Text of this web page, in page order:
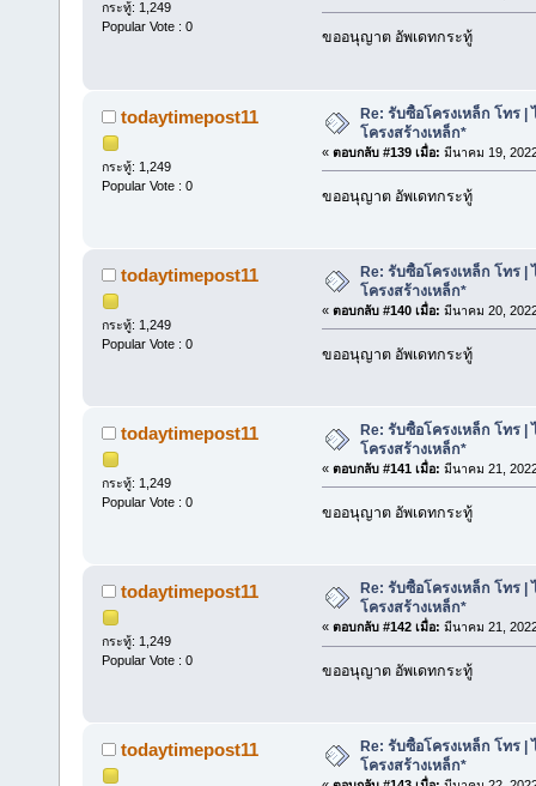
กระทู้: 1,249
Popular Vote : 0
ขออนุญาต อัพเดทกระทู้
todaytimepost11
กระทู้: 1,249
Popular Vote : 0
Re: รับซื้อโครงเหล็ก โทร |
โครงสร้างเหล็ก*
« ตอบกลับ #139 เมื่อ: มีนาคม 19,
ขออนุญาต อัพเดทกระทู้
todaytimepost11
กระทู้: 1,249
Popular Vote : 0
Re: รับซื้อโครงเหล็ก โทร |
โครงสร้างเหล็ก*
« ตอบกลับ #140 เมื่อ: มีนาคม 20,
ขออนุญาต อัพเดทกระทู้
todaytimepost11
กระทู้: 1,249
Popular Vote : 0
Re: รับซื้อโครงเหล็ก โทร |
โครงสร้างเหล็ก*
« ตอบกลับ #141 เมื่อ: มีนาคม 21,
ขออนุญาต อัพเดทกระทู้
todaytimepost11
กระทู้: 1,249
Popular Vote : 0
Re: รับซื้อโครงเหล็ก โทร |
โครงสร้างเหล็ก*
« ตอบกลับ #142 เมื่อ: มีนาคม 21,
ขออนุญาต อัพเดทกระทู้
todaytimepost11
Re: รับซื้อโครงเหล็ก โทร |
โครงสร้างเหล็ก*